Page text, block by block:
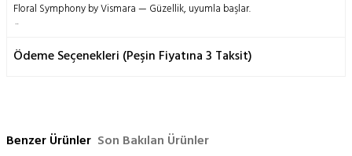
Floral Symphony by Vismara — Güzellik, uyumla başlar.
İçerik: %100 İpek
Yalnızca kuru temizleme önerilir,
Ödeme Seçenekleri (Peşin Fiyatına 3 Taksit)
Benzer Ürünler Son Bakılan Ürünler